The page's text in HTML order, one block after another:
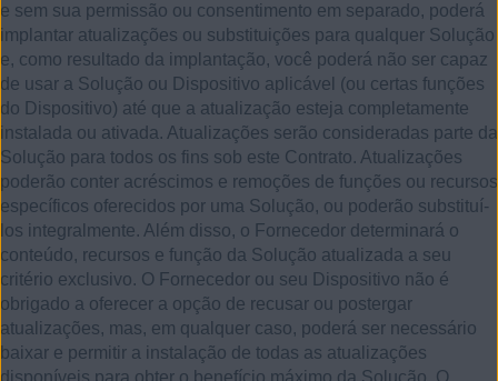
e sem sua permissão ou consentimento em separado, poderá
implantar atualizações ou substituições para qualquer Solução
e, como resultado da implantação, você poderá não ser capaz
de usar a Solução ou Dispositivo aplicável (ou certas funções
do Dispositivo) até que a atualização esteja completamente
instalada ou ativada. Atualizações serão consideradas parte da
Solução para todos os fins sob este Contrato. Atualizações
poderão conter acréscimos e remoções de funções ou recursos
específicos oferecidos por uma Solução, ou poderão substituí-
los integralmente. Além disso, o Fornecedor determinará o
conteúdo, recursos e função da Solução atualizada a seu
critério exclusivo. O Fornecedor ou seu Dispositivo não é
obrigado a oferecer a opção de recusar ou postergar
atualizações, mas, em qualquer caso, poderá ser necessário
baixar e permitir a instalação de todas as atualizações